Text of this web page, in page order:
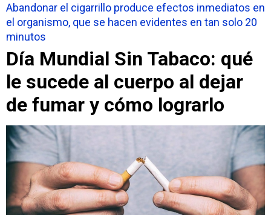
Abandonar el cigarrillo produce efectos inmediatos en
el organismo, que se hacen evidentes en tan solo 20
minutos
Día Mundial Sin Tabaco: qué
le sucede al cuerpo al dejar
de fumar y cómo lograrlo